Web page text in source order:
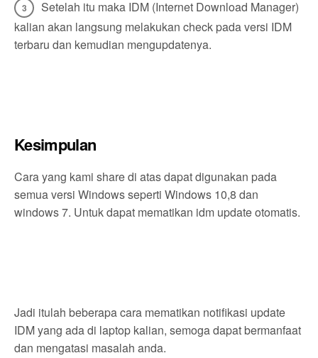
Setelah itu maka IDM (Internet Download Manager)
kalian akan langsung melakukan check pada versi IDM
terbaru dan kemudian mengupdatenya.
Kesimpulan
Cara yang kami share di atas dapat digunakan pada
semua versi Windows seperti Windows 10,8 dan
windows 7. Untuk dapat mematikan idm update otomatis.
Jadi itulah beberapa cara mematikan notifikasi update
IDM yang ada di laptop kalian, semoga dapat bermanfaat
dan mengatasi masalah anda.